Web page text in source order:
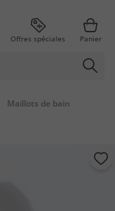
Offres spéciales Panier
Maillots de bain